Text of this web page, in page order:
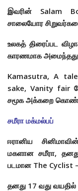
இவரின் Salam
சாலையோர
உலகத் திரைப்பட
காரணமாக
Kamasutra, A
sake, Vanity fair
சமூக அக்கறை கொண்ட
சமீரா மக்மல்பப்
ஈரானிய
மகளான சமீரா,
படமான The Cyclist
தனது 17 வது